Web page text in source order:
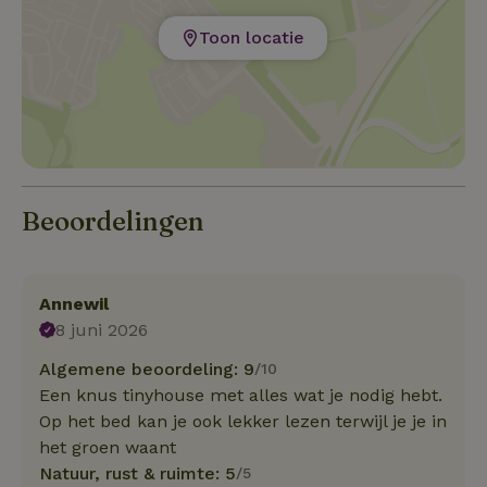
Ook Nunspeet heeft een gezellig centrum.
Toon locatie
Beoordelingen
Annewil
8 juni 2026
Algemene beoordeling: 9/10
Een knus tinyhouse met alles wat je nodig hebt.
Op het bed kan je ook lekker lezen terwijl je je in
het groen waant
Natuur, rust & ruimte: 5/5